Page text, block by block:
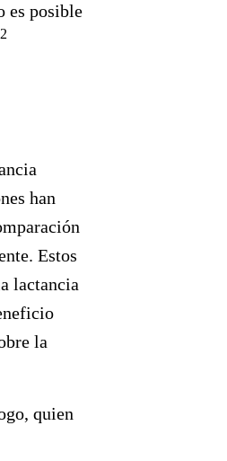
es posible
han
Estos
lactancia
la
quien